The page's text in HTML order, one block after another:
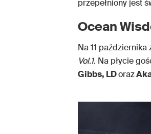
przepełniony jest
Ocean
Na 11
Vol.1. Na płycie
Gibbs, LDoraz